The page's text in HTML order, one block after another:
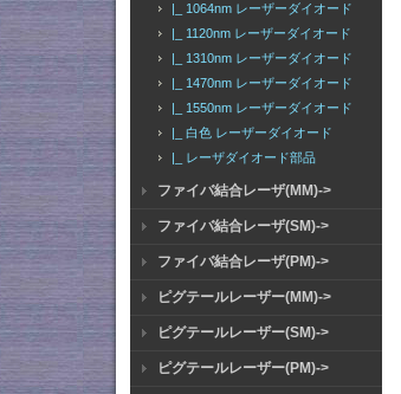
|_ 1064nm レーザーダイオード
|_ 1120nm レーザーダイオード
|_ 1310nm レーザーダイオード
|_ 1470nm レーザーダイオード
|_ 1550nm レーザーダイオード
|_ 白色 レーザーダイオード
|_ レーザダイオード部品
ファイバ結合レーザ(MM)->
ファイバ結合レーザ(SM)->
ファイバ結合レーザ(PM)->
ピグテールレーザー(MM)->
ピグテールレーザー(SM)->
ピグテールレーザー(PM)->